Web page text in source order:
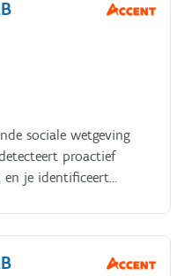
sociale wetgeving
proactief
je identificeert